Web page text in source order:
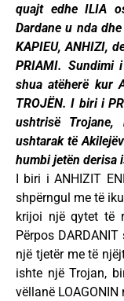
quajt edhe ILIA
Dardane u nda
KAPIEU, ANHIZI,
PRIAMI. Sundimi
shua atëherë kur
TROJËN. I biri i
ushtrisë
ushtarak të
humbi jetën derisa
I biri i ANHIZIT
shpërngul me të
krijoi një qytet të
Përpos
një tjetër me të
ishte një Trojan,
vëllanë